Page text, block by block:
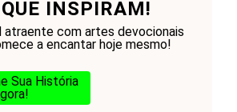
INSPIRAM!
atraente com artes devocionais
a encantar hoje mesmo!
Sua História